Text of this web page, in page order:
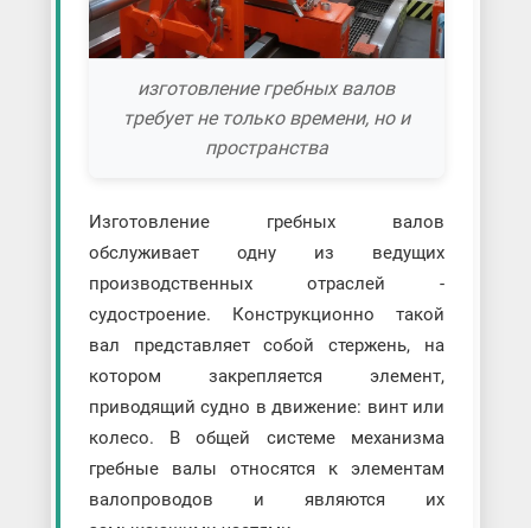
изготовление гребных валов
требует не только времени, но и
пространства
Изготовление гребных валов
обслуживает одну из ведущих
производственных отраслей -
судостроение. Конструкционно такой
вал представляет собой стержень, на
котором закрепляется элемент,
приводящий судно в движение: винт или
колесо. В общей системе механизма
гребные валы относятся к элементам
валопроводов и являются их